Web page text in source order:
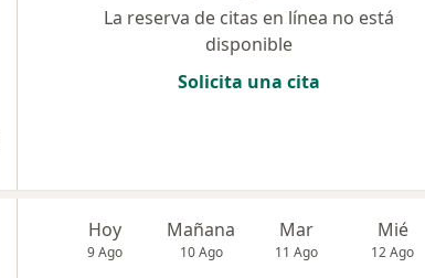
La reserva de citas en línea no está
disponible
Solicita una cita
Hoy
9 Ago
Mañana
10 Ago
Mar
11 Ago
Mié
12 Ago